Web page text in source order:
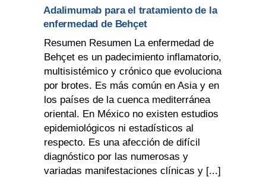
Adalimumab para el tratamiento de la
enfermedad de Behçet
Resumen Resumen La enfermedad de
Behçet es un padecimiento inflamatorio,
multisistémico y crónico que evoluciona
por brotes. Es más común en Asia y en
los países de la cuenca mediterránea
oriental. En México no existen estudios
epidemiológicos ni estadísticos al
respecto. Es una afección de difícil
diagnóstico por las numerosas y
variadas manifestaciones clínicas y [...]